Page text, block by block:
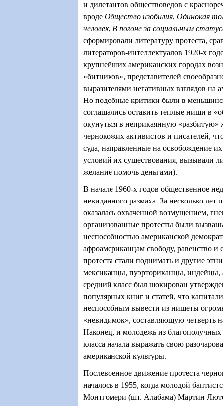
и дилетантов обществоведов с
вроде Общество изобилия, Одинокая
человек, В погоне за социальным
сформировали литературу протеста,
литераторов-интеллектуалов 1920-х
крупнейших американских городах
«битников», представителей
выразителями негативных взглядов на
Но подобные критики были в
соглашались оставить теплые ниши в
окунуться в неприкаянную «разбитую»
чернокожих активистов и писателей,
суда, направленные на освобождение
условий их существования, вызывали
желание помочь деньгами).
В начале 1960-х годов общественное
невиданного размаха. За несколько лет
оказалась охваченной возмущением,
организованные протесты были
неспособностью американской
афроамериканцам свободу, равенство и
протеста стали поднимать и другие
мексиканцы, пуэрториканцы, индейцы,
средний класс был шокирован
популярных книг и статей, что
неспособным вывести из нищеты
«невидимок», составляющую четверть
Наконец, и молодежь из благополучных
класса начала выражать свою
американской культуры.
Послевоенное движение протеста
началось в 1955, когда молодой
Монтгомери (шт. Алабама) Мартин